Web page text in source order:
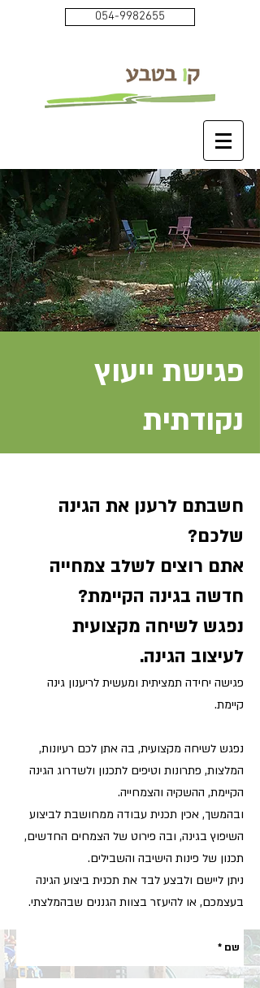
054-9982655
נקודתית
חשבתם לרענן את הגינה
שלכם?
אתם רוצים לשלב צמחייה
חדשה בגינה הקיימת?
נפגש לשיחה מקצועית
לעיצוב הגינה.
פגישה יחידה תמציתית ומעשית לריענון גינה
קיימת.
נפגש לשיחה מקצועית, בה אתן לכם רעיונות,
המלצות, פתרונות וטיפים לתכנון ולשדרוג הגינה
הקיימת, ההשקיה והצמחייה.
ובהמשך, אכין תכנית עבודה ממחושבת לביצוע
השיפוץ בגינה, ובה פירוט של הצמחים החדשים,
תכנון של פינות הישיבה והשבילים.
ניתן ליישם ולבצע לבד את תכנית ביצוע הגינה
בעצמכם, או להיעזר בצוות הגננים שבהמלצתי.